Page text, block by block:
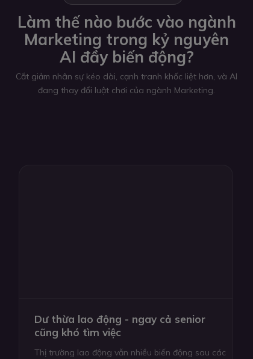
Làm thế nào bước vào ngành
Marketing trong kỷ nguyên
AI đầy biến động?
Cắt giảm nhân sự kéo dài, cạnh tranh khốc liệt hơn, và AI
đang thay đổi luật chơi của ngành Marketing.
Dư thừa lao động - ngay cả senior
cũng khó tìm việc
Thị trường lao động vẫn nhiều biến động sau các